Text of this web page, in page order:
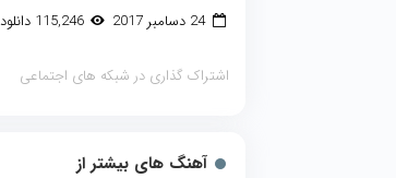
24 دسامبر 2017 115,246 دانلود
اشتراک گذاری در شبکه های اجتماعی
آهنگ های بیشتر از